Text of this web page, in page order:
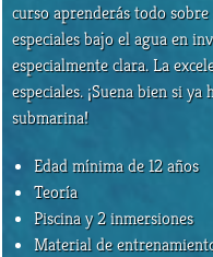
curso aprenderás todo
especiales bajo el agua en
especialmente clara. La
especiales. ¡Suena bien si
submarina!
Edad mínima de 12 años
Teoría
Piscina y 2 inmersiones
Material de